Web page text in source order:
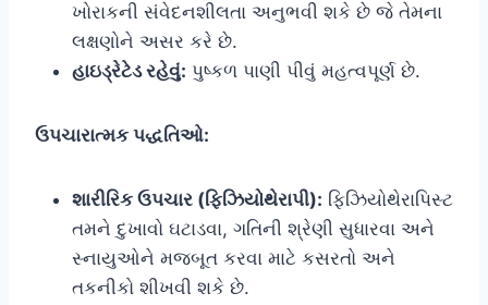
ખોરાકની સંવેદનશીલતા અનુભવી શકે છે જે તેમના
લક્ષણોને અસર કરે છે.
હાઇડ્રેટેડ રહેવું: પુષ્કળ પાણી પીવું મહત્વપૂર્ણ છે.
ઉપચારાત્મક પદ્ધતિઓ:
શારીરિક ઉપચાર (ફિઝિયોથેરાપી): ફિઝિયોથેરાપિસ્ટ
તમને દુખાવો ઘટાડવા, ગતિની શ્રેણી સુધારવા અને
સ્નાયુઓને મજબૂત કરવા માટે કસરતો અને
તકનીકો શીખવી શકે છે.